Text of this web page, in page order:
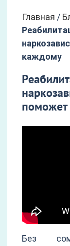
Главная /
каждому
Без